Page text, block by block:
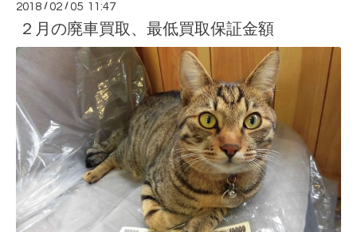
2018 /02 /05 11:47
２月の廃車買取、最低買取保証金額